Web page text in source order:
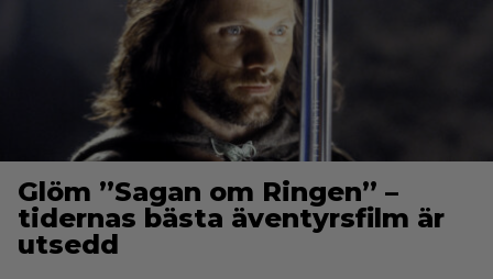
Glöm ”Sagan om Ringen” –
tidernas bästa äventyrsfilm är
utsedd